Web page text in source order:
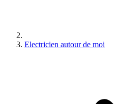
Electricien autour de moi